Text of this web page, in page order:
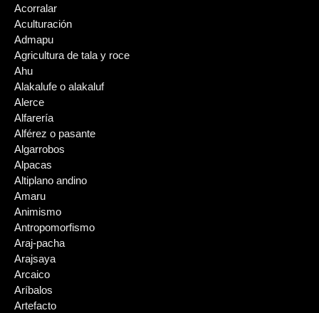
Acorralar
Aculturación
Admapu
Agricultura de tala y roce
Ahu
Alakalufe o alakaluf
Alerce
Alfarería
Alférez o pasante
Algarrobos
Alpacas
Altiplano andino
Amaru
Animismo
Antropomorfismo
Araj-pacha
Arajsaya
Arcaico
Aríbalos
Artefacto